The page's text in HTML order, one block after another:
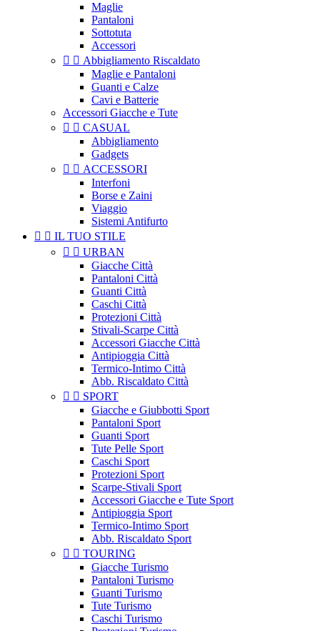
Maglie
Pantaloni
Sottotuta
Accessori
  Abbigliamento Riscaldato
Maglie e Pantaloni
Guanti e Calze
Cavi e Batterie
Accessori Giacche e Tute
  CASUAL
Abbigliamento
Gadgets
  ACCESSORI
Interfoni
Borse e Zaini
Viaggio
Sistemi Antifurto
  IL TUO STILE
  URBAN
Giacche Città
Pantaloni Città
Guanti Città
Caschi Città
Protezioni Città
Stivali-Scarpe Città
Accessori Giacche Città
Antipioggia Città
Termico-Intimo Città
Abb. Riscaldato Città
  SPORT
Giacche e Giubbotti Sport
Pantaloni Sport
Guanti Sport
Tute Pelle Sport
Caschi Sport
Protezioni Sport
Scarpe-Stivali Sport
Accessori Giacche e Tute Sport
Antipioggia Sport
Termico-Intimo Sport
Abb. Riscaldato Sport
  TOURING
Giacche Turismo
Pantaloni Turismo
Guanti Turismo
Tute Turismo
Caschi Turismo